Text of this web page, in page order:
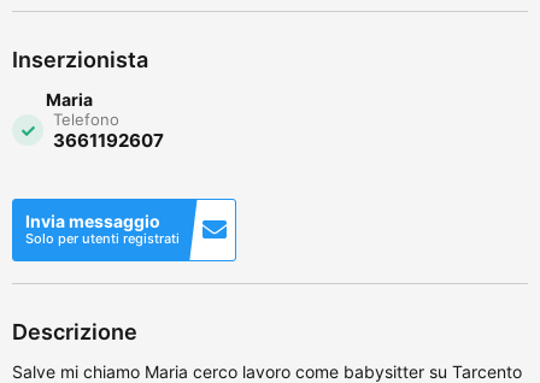
Inserzionista
Maria
Telefono
3661192607
Invia messaggio
Solo per utenti registrati
Descrizione
Salve mi chiamo Maria cerco lavoro come babysitter su Tarcento